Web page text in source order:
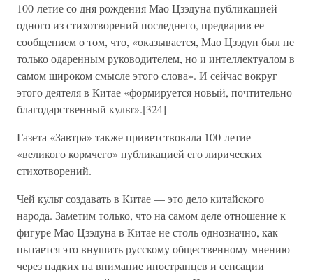
100-летие со дня рождения Мао Цзэдуна публикацией
одного из стихотворений последнего, предварив ее
сообщением о том, что, «оказывается, Мао Цзэдун был не
только одаренным руководителем, но и интеллектуалом в
самом широком смысле этого слова». И сейчас вокруг
этого деятеля в Китае «формируется новый, почтительно-
благодарственный культ».[324]
Газета «Завтра» также приветствовала 100-летие
«великого кормчего» публикацией его лирических
стихотворений.
Чей культ создавать в Китае — это дело китайского
народа. Заметим только, что на самом деле отношение к
фигуре Мао Цзэдуна в Китае не столь однозначно, как
пытается это внушить русскому общественному мнению
через падких на внимание иностранцев и сенсации